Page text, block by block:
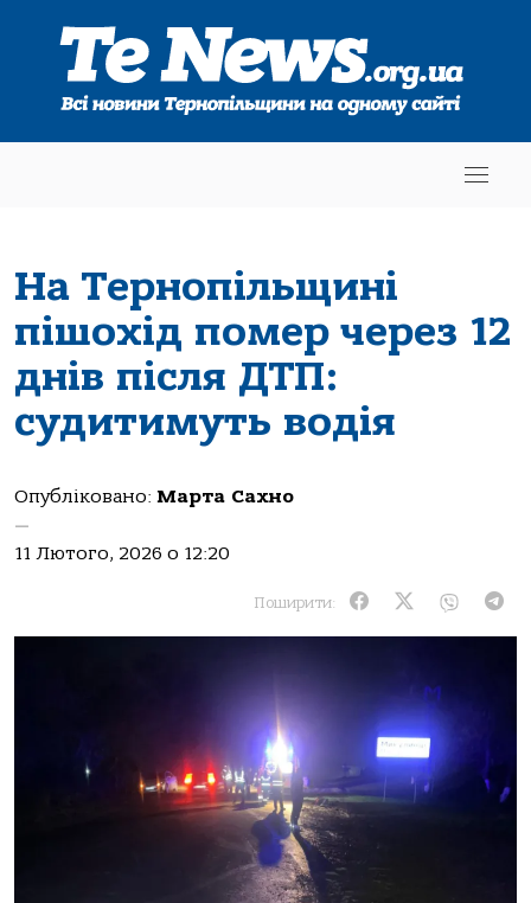
На Тернопільщині
пішохід помер через 12
днів після ДТП:
судитимуть водія
Опубліковано: Марта Сахно
—
11 Лютого, 2026 о 12:20
Поширити: